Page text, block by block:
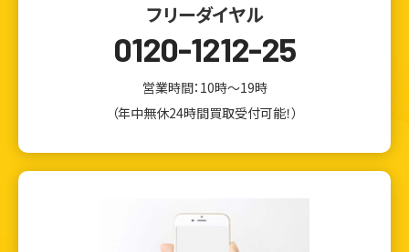
フリーダイヤル
0120-1212-25
営業時間：10時～19時
（年中無休24時間買取受付可能！）